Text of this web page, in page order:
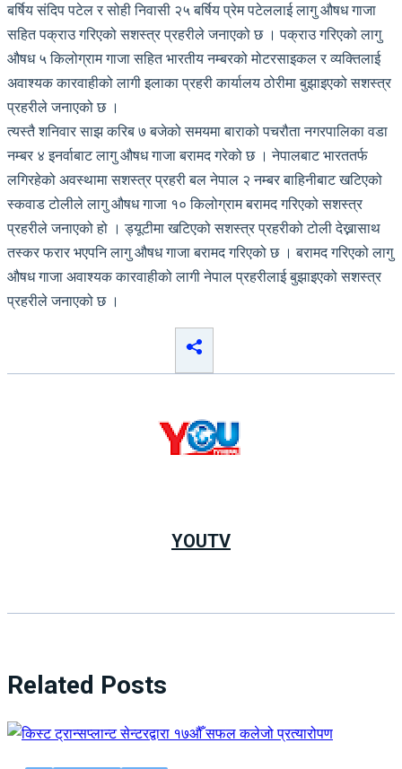
बर्षिय संदिप पटेल र सोही निवासी २५ बर्षिय प्रेम पटेललाई लागु औषध गाजा
सहित पक्राउ गरिएको सशस्त्र प्रहरीले जनाएको छ । पक्राउ गरिएको लागु
औषध ५ किलोग्राम गाजा सहित भारतीय नम्बरको मोटरसाइकल र व्यक्तिलाई
अवाश्यक कारवाहीको लागी इलाका प्रहरी कार्यालय ठोरीमा बुझाइएको सशस्त्र
प्रहरीले जनाएको छ ।
त्यस्तै शनिवार साझ करिब ७ बजेको समयमा बाराको पचरौता नगरपालिका वडा
नम्बर ४ इनर्वाबाट लागु औषध गाजा बरामद गरेको छ । नेपालबाट भारततर्फ
लगिरहेको अवस्थामा सशस्त्र प्रहरी बल नेपाल २ नम्बर बाहिनीबाट खटिएको
स्कवाड टोलीले लागु औषध गाजा १० किलोग्राम बरामद गरिएको सशस्त्र
प्रहरीले जनाएको हो । ड्यूटीमा खटिएको सशस्त्र प्रहरीको टोली देख्नासाथ
तस्कर फरार भएपनि लागु औषध गाजा बरामद गरिएको छ । बरामद गरिएको लागु
औषध गाजा अवाश्यक कारवाहीको लागी नेपाल प्रहरीलाई बुझाइएको सशस्त्र
प्रहरीले जनाएको छ ।
YOUTV
Related Posts